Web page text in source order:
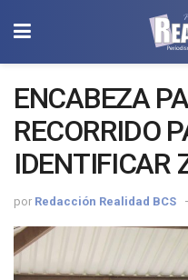
ENCABEZA
RECORRIDO
IDENTIFICAR
RIESGO
PROGRAMA
FUEGO
por Redacción Realidad BCS